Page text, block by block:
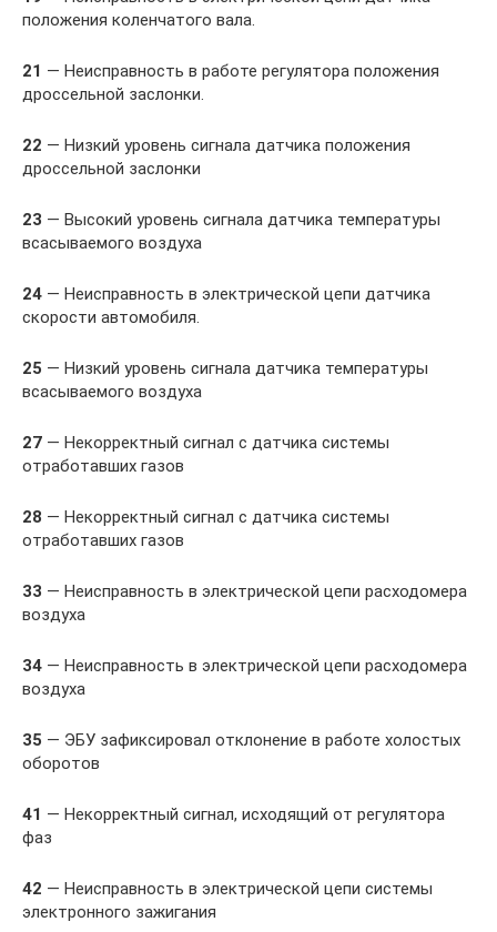
положения коленчатого вала.
21 — Неисправность в работе регулятора положения
дроссельной заслонки.
22 — Низкий уровень сигнала датчика положения
дроссельной заслонки
23 — Высокий уровень сигнала датчика температуры
всасываемого воздуха
24 — Неисправность в электрической цепи датчика
скорости автомобиля.
25 — Низкий уровень сигнала датчика температуры
всасываемого воздуха
27 — Некорректный сигнал с датчика системы
отработавших газов
28 — Некорректный сигнал с датчика системы
отработавших газов
33 — Неисправность в электрической цепи расходомера
воздуха
34 — Неисправность в электрической цепи расходомера
воздуха
35 — ЭБУ зафиксировал отклонение в работе холостых
оборотов
41 — Некорректный сигнал, исходящий от регулятора
фаз
42 — Неисправность в электрической цепи системы
электронного зажигания